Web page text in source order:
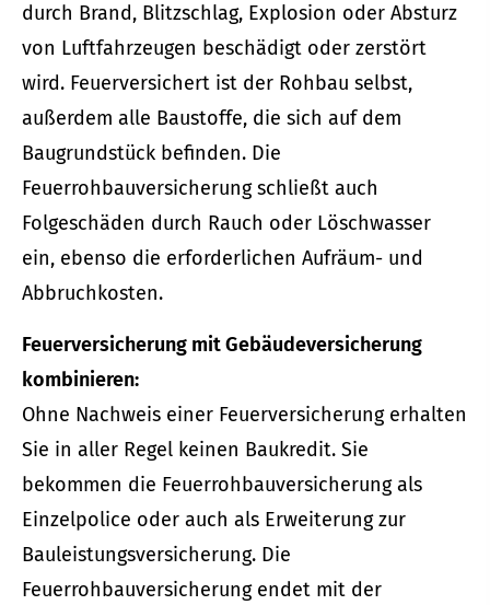
durch Brand, Blitzschlag, Explosion oder Absturz
von Luftfahrzeugen beschädigt oder zerstört
wird. Feuerversichert ist der Rohbau selbst,
außerdem alle Baustoffe, die sich auf dem
Baugrundstück befinden. Die
Feuerrohbauversicherung schließt auch
Folgeschäden durch Rauch oder Löschwasser
ein, ebenso die erforderlichen Aufräum- und
Abbruchkosten.
Feuerversicherung mit Ge­bäude­ver­si­che­rung
kombinieren:
Ohne Nachweis einer Feuerversicherung erhalten
Sie in aller Regel keinen Baukredit. Sie
bekommen die Feuerrohbauversicherung als
Einzelpolice oder auch als Erweiterung zur
Bauleistungsversicherung. Die
Feuerrohbauversicherung endet mit der